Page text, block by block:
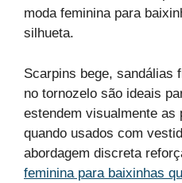
moda feminina para
silhueta.
Scarpins bege, sandálias
no tornozelo são ideais
estendem visualmente as
quando usados com
abordagem discreta
feminina para baixinhas